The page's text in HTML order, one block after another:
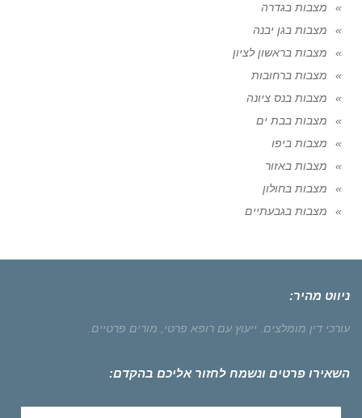
מצבות בגדרה
מצבות בגן יבנה
מצבות בראשון לציון
מצבות ברחובות
מצבות בנס ציונה
מצבות בבת ים
מצבות ביפו
מצבות באזור
מצבות בחולון
מצבות בגבעתיים
ניווט מהיר:
עורכי דין מומלצים. ייעוץ עם רופא פרטי, מורים פרטיים.
השאירו פרטים ונשמח לחזור אליכם בהקדם: